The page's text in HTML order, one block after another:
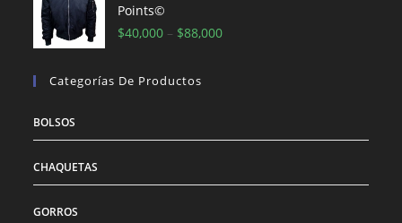
Points©
$40,000 – $88,000
Categorías De Productos
BOLSOS
CHAQUETAS
GORROS